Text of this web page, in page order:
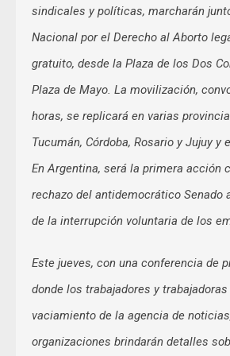
sindicales y políticas, marcharán
Nacional por el Derecho al Aborto
gratuito, desde la Plaza de los Dos
Plaza de Mayo. La movilización,
horas, se replicará en varias
Tucumán, Córdoba, Rosario y Jujuy y
En Argentina, será la primera acción
rechazo del antidemocrático Senado
de la interrupción voluntaria de los
Este jueves, con una conferencia de
donde los trabajadores y
vaciamiento de la agencia de
organizaciones brindarán detalles